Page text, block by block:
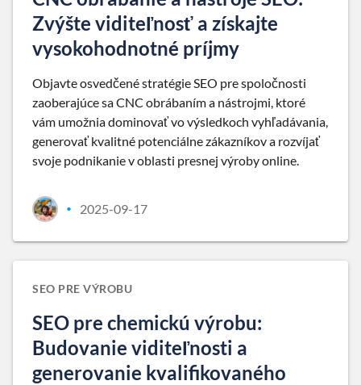
Zvýšte viditeľnosť a získajte
vysokohodnotné príjmy
Objavte osvedčené stratégie SEO pre spoločnosti
zaoberajúce sa CNC obrábaním a nástrojmi, ktoré
vám umožnia dominovať vo výsledkoch vyhľadávania,
generovať kvalitné potenciálne zákazníkov a rozvíjať
svoje podnikanie v oblasti presnej výroby online.
• 2025-09-17
SEO PRE VÝROBU
SEO pre chemickú výrobu:
Budovanie viditeľnosti a
generovanie kvalifikovaného